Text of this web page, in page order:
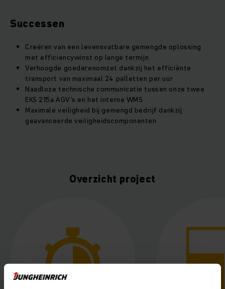
Successen
Creëren van een levensvatbare gemengde oplossing
met efficiencywinst op lange termijn
Verhoogde goederenomzet dankzij het efficiënte
transport van maximaal 24 palletten per uur
Naadloze technische communicatie tussen onze twee
EKS 215a AGV's en het interne WMS
Maximale veiligheid bij gemengd bedrijf dankzij
geavanceerde veiligheidscomponenten
Overzicht project